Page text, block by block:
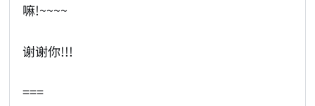
嘛!~~~~
谢谢你!!!
===